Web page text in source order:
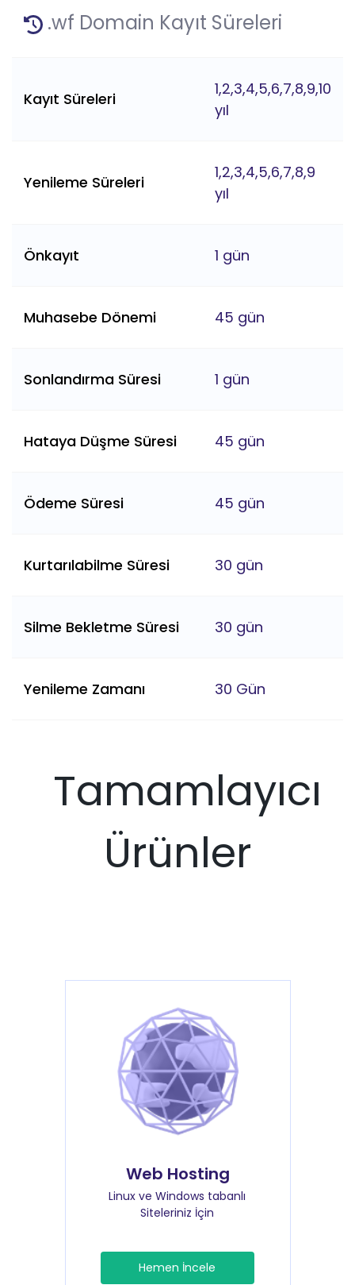
.wf Domain Kayıt Süreleri
Kayıt Süreleri
1,2,3,4,5,6,7,8,9,10
yıl
Yenileme Süreleri
1,2,3,4,5,6,7,8,9
yıl
Önkayıt 1 gün
Muhasebe Dönemi 45 gün
Sonlandırma Süresi 1 gün
Hataya Düşme Süresi 45 gün
Ödeme Süresi 45 gün
Kurtarılabilme Süresi 30 gün
Silme Bekletme Süresi 30 gün
Yenileme Zamanı 30 Gün
Tamamlayıcı
Ürünler
Web Hosting
Linux ve Windows tabanlı
Siteleriniz İçin
Hemen İncele